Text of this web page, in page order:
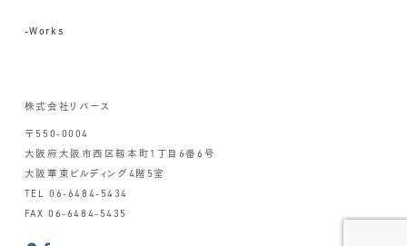
-Works
株式会社リバース
〒550-0004
大阪府大阪市西区靱本町1丁目6番6号
大阪華東ビルディング4階5室
TEL 06-6484-5434
FAX 06-6484-5435